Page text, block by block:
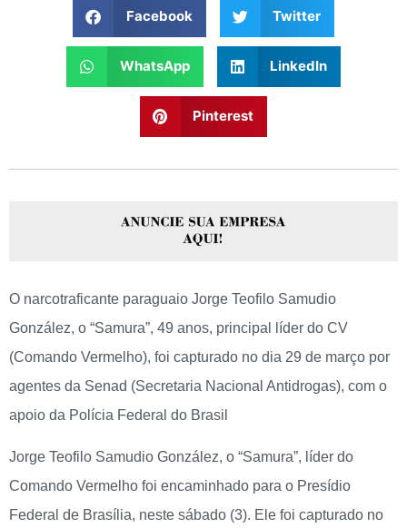
Facebook Twitter
WhatsApp LinkedIn
Pinterest
O narcotraficante paraguaio Jorge Teofilo Samudio
González, o “Samura”, 49 anos, principal líder do CV
(Comando Vermelho), foi capturado no dia 29 de março por
agentes da Senad (Secretaria Nacional Antidrogas), com o
apoio da Polícia Federal do Brasil
Jorge Teofilo Samudio González, o “Samura”, líder do
Comando Vermelho foi encaminhado para o Presídio
Federal de Brasília, neste sábado (3). Ele foi capturado no